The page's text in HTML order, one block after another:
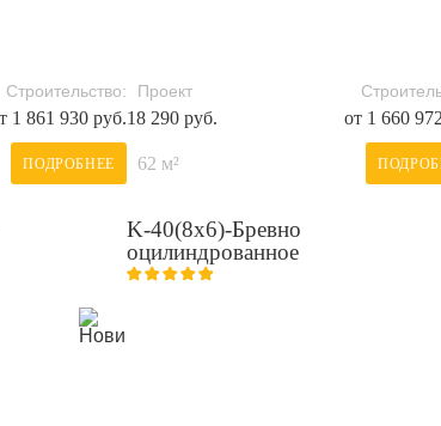
Строительство:
1 861 930 руб.
ПОДРОБНЕЕ
Проект
18 290 руб. от 1 660
62 м²
K-40(8х6)-Бревно
оцилиндрованное